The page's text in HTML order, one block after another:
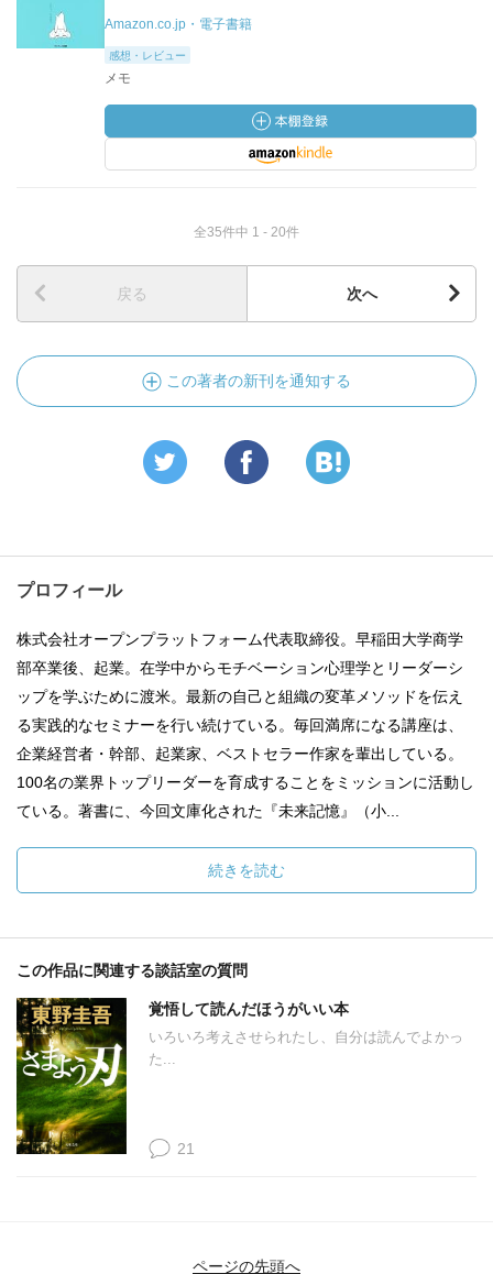
Amazon.co.jp・電子書籍
感想・レビュー
メモ
全35件中 1 - 20件
戻る 次へ
この著者の新刊を通知する
プロフィール
株式会社オープンプラットフォーム代表取締役。早稲田大学商学
部卒業後、起業。在学中からモチベーション心理学とリーダーシ
ップを学ぶために渡米。最新の自己と組織の変革メソッドを伝え
る実践的なセミナーを行い続けている。毎回満席になる講座は、
企業経営者・幹部、起業家、ベストセラー作家を輩出している。
100名の業界トップリーダーを育成することをミッションに活動し
ている。著書に、今回文庫化された『未来記憶』（小...
続きを読む
この作品に関連する談話室の質問
覚悟して読んだほうがいい本
いろいろ考えさせられたし、自分は読んでよかっ
た...
21
ページの先頭へ